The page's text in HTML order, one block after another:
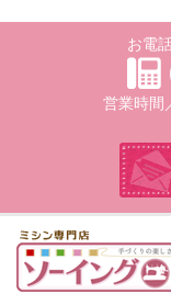
お電
営業時間